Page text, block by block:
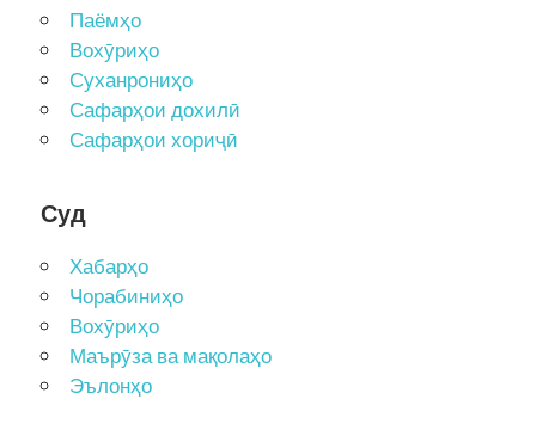
Паёмҳо
Вохӯриҳо
Суханрониҳо
Сафарҳои дохилӣ
Сафарҳои хориҷӣ
Суд
Хабарҳо
Чорабиниҳо
Вохӯриҳо
Маърӯза ва мақолаҳо
Эълонҳо